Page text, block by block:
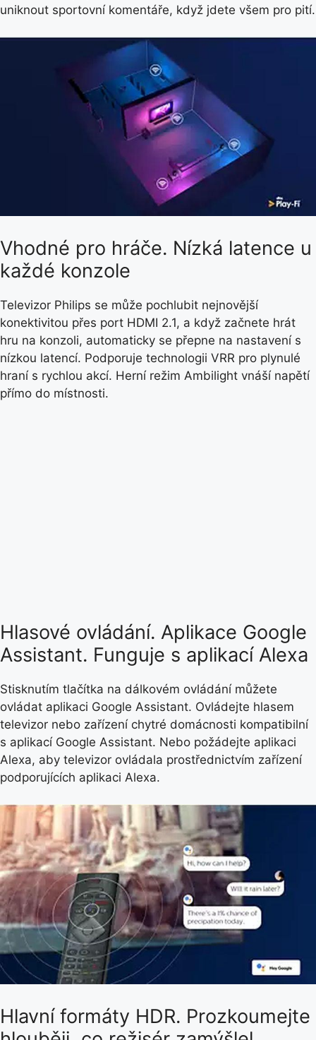
uniknout sportovní komentáře, když jdete všem pro pití.
Vhodné pro hráče. Nízká latence u
každé konzole
Televizor Philips se může pochlubit nejnovější
konektivitou přes port HDMI 2.1, a když začnete hrát
hru na konzoli, automaticky se přepne na nastavení s
nízkou latencí. Podporuje technologii VRR pro plynulé
hraní s rychlou akcí. Herní režim Ambilight vnáší napětí
přímo do místnosti.
Hlasové ovládání. Aplikace Google
Assistant. Funguje s aplikací Alexa
Stisknutím tlačítka na dálkovém ovládání můžete
ovládat aplikaci Google Assistant. Ovládejte hlasem
televizor nebo zařízení chytré domácnosti kompatibilní
s aplikací Google Assistant. Nebo požádejte aplikaci
Alexa, aby televizor ovládala prostřednictvím zařízení
podporujících aplikaci Alexa.
Hlavní formáty HDR. Prozkoumejte